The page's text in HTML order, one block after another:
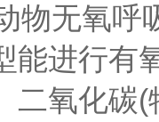
无氧呼
能进行有
二氧化碳